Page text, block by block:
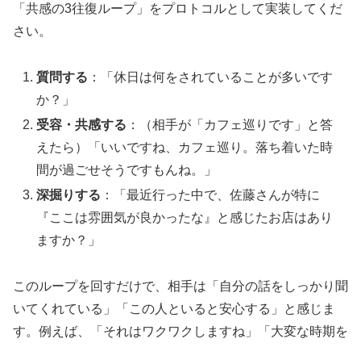
「共感の3往復ループ」をプロトコルとして実装してくだ
さい。
質問する ：「休日は何をされていることが多いです
か？」
受容・共感する ：（相手が「カフェ巡りです」と答
えたら）「いいですね、カフェ巡り。落ち着いた時
間が過ごせそうですもんね。」
深掘りする ：「最近行った中で、佐藤さんが特に
『ここは雰囲気が良かったな』と感じたお店はあり
ますか？」
このループを回すだけで、相手は「自分の話をしっかり聞
いてくれている」「この人といると安心する」と感じま
す。例えば、「それはワクワクしますね」「大変な時期を